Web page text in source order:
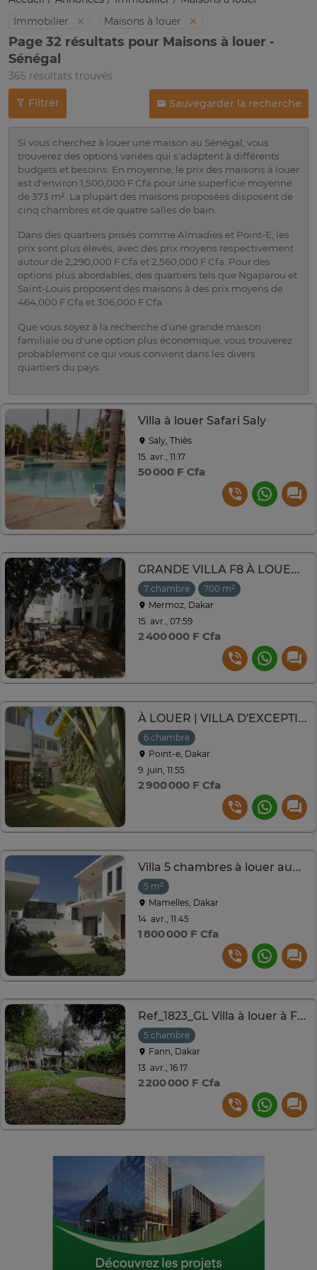
Immobilier
Maisons à louer
Page 32 résultats pour Maisons à louer -
Sénégal
365 résultats trouvés
Filtrer Sauvegarder la recherche
Si vous cherchez à louer une maison au Sénégal, vous
trouverez des options variées qui s'adaptent à différents
budgets et besoins. En moyenne, le prix des maisons à louer
est d'environ 1,500,000 F Cfa pour une superficie moyenne
de 373 m². La plupart des maisons proposées disposent de
cinq chambres et de quatre salles de bain.
Dans des quartiers prisés comme Almadies et Point-E, les
prix sont plus élevés, avec des prix moyens respectivement
autour de 2,290,000 F Cfa et 2,560,000 F Cfa. Pour des
options plus abordables, des quartiers tels que Ngaparou et
Saint-Louis proposent des maisons à des prix moyens de
464,000 F Cfa et 306,000 F Cfa.
Que vous soyez à la recherche d'une grande maison
familiale ou d'une option plus économique, vous trouverez
probablement ce qui vous convient dans les divers
quartiers du pays.
Villa à louer Safari Saly
Saly, Thiès
15. avr., 11:17
50 000 F Cfa
GRANDE VILLA F8 À LOUER À MERMOZ
7 chambre
700 m²
Mermoz, Dakar
15. avr., 07:59
2 400 000 F Cfa
À LOUER | VILLA D’EXCEPTION AU POINT E
6 chambre
Point-e, Dakar
9. juin, 11:55
2 900 000 F Cfa
Villa 5 chambres à louer aux mamelles
5 m²
Mamelles, Dakar
14. avr., 11:45
1 800 000 F Cfa
Ref_1823_GL Villa à louer à Fann Résidence
5 chambre
Fann, Dakar
13. avr., 16:17
2 200 000 F Cfa